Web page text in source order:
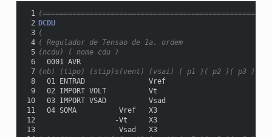
1
2 DCDU
3 (
4 ( Regulador de Tensao de 1a. ordem
5 (ncdu) ( nome cdu )
6
  0001 AVR
7 (nb) (tipo) (stip)s(vent) (vsai) ( p1 )( p2 )( p3 )( p4
8
  01 ENTRAD               Vref
9
  02 IMPORT VOLT          Vt
10
  03 IMPORT VSAD          Vsad
11
  04 SOMA          Vref   X3
12
                  -Vt     X3
13
                   Vsad   X3